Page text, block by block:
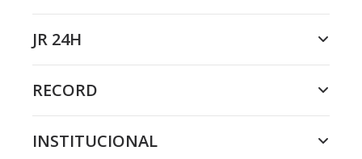
JR 24H
RECORD
INSTITUCIONAL